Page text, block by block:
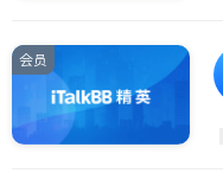
会员